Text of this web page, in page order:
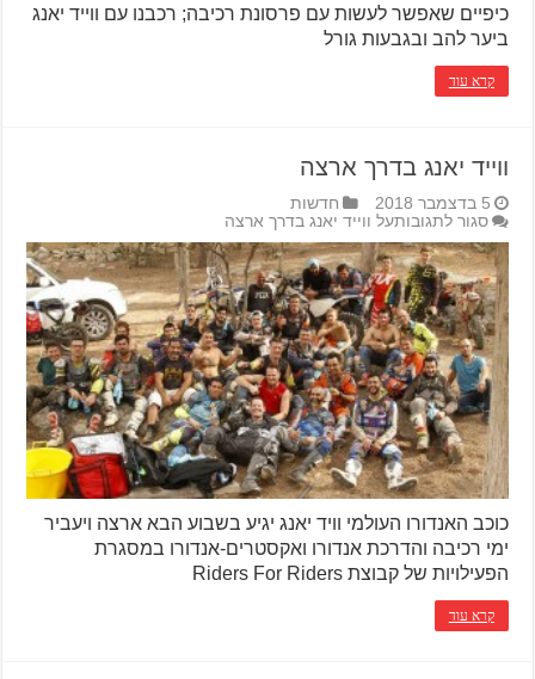
כיפיים שאפשר לעשות עם פרסונת רכיבה; רכבנו עם ווייד יאנג
ביער להב ובגבעות גורל
קרא עוד
ווייד יאנג בדרך ארצה
5 בדצמבר 2018
חדשות
סגור לתגובותעל ווייד יאנג בדרך ארצה
כוכב האנדורו העולמי וויד יאנג יגיע בשבוע הבא ארצה ויעביר
ימי רכיבה והדרכת אנדורו ואקסטרים-אנדורו במסגרת
הפעילויות של קבוצת Riders For Riders
קרא עוד